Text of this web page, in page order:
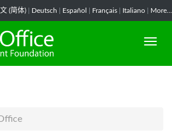
(简体) Deutsch Español Français Italiano More...